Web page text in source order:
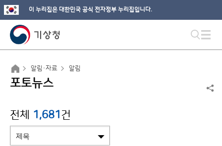
이 누리집은 대한민국 공식 전자정부 누리집입니다.
알림·자료 알림
포토뉴스
전체 1,681건